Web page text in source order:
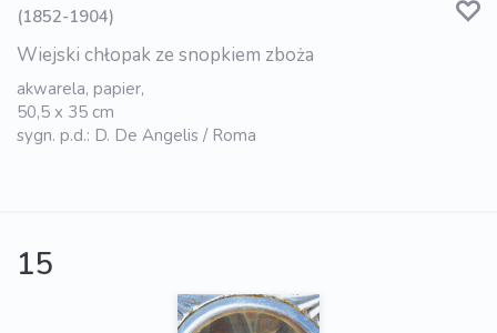
(1852-1904)
Wiejski chłopak ze snopkiem zboża
akwarela, papier,
50,5 x 35 cm
sygn. p.d.: D. De Angelis / Roma
15